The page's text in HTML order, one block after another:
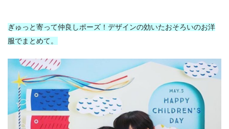
ぎゅっと寄って仲良しポーズ！デザインの効いたおそろいのお洋
服でまとめて。